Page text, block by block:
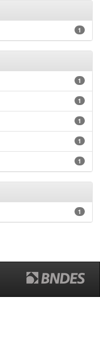
1
1
1
1
1
1
1